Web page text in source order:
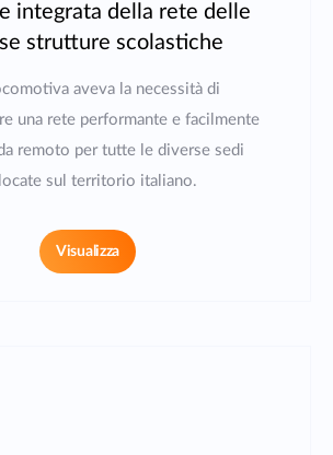
integrata della rete delle
strutture scolastiche
aveva la necessità di
una rete performante e facilmente
remoto per tutte le diverse sedi
sul territorio italiano.
Visualizza